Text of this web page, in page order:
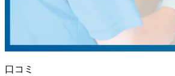
口コミ